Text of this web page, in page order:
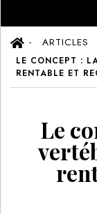
ARTICLES
LE CONCEPT :
RENTABLE ET
Le